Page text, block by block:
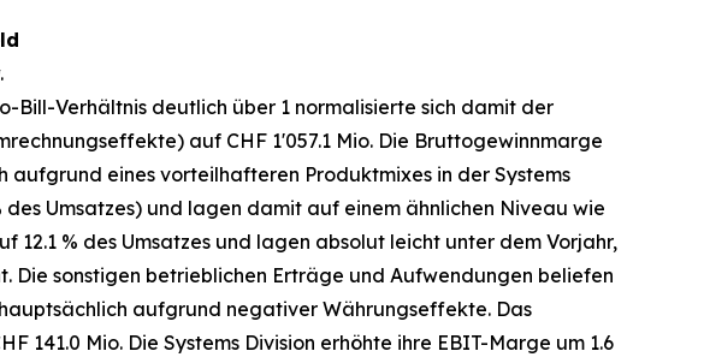
Bill-Verhältnis deutlich über 1 normalisierte sich damit der
auf CHF 1'057.1 Mio. Die Bruttogewinnmarge
aufgrund eines vorteilhafteren Produktmixes in der Systems
des Umsatzes) und lagen damit auf einem ähnlichen Niveau wie
% des Umsatzes und lagen absolut leicht unter dem Vorjahr,
sonstigen betrieblichen Erträge und Aufwendungen beliefen
aufgrund negativer Währungseffekte. Das
141.0 Mio. Die Systems Division erhöhte ihre EBIT-Marge um 1.6